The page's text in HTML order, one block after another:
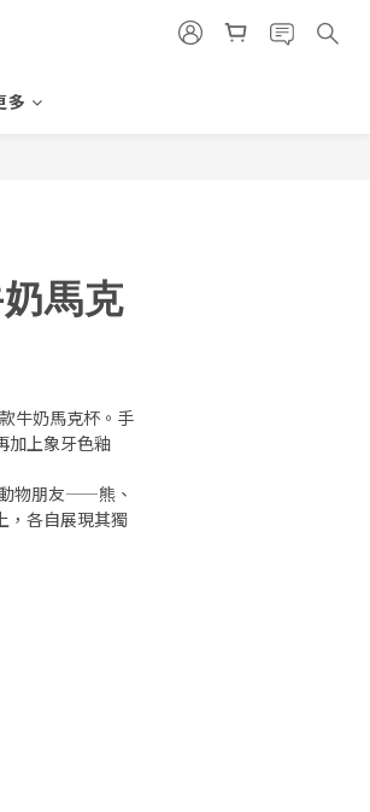
多
馬克
牛奶馬克杯。手
加上象牙色釉
物朋友——熊、
各自展現其獨